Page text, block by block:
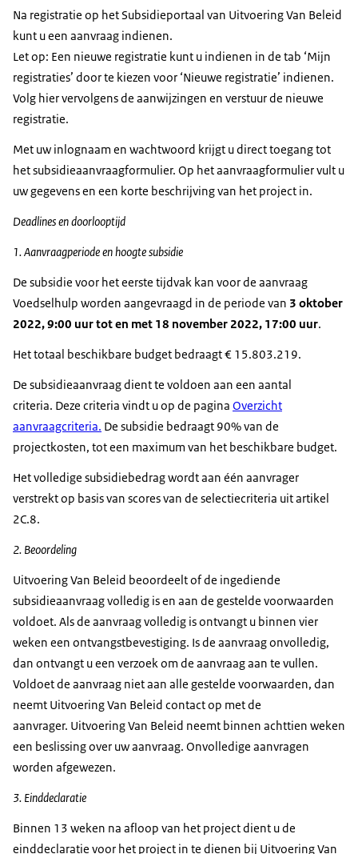
Na registratie op het Subsidieportaal van Uitvoering Van Beleid
kunt u een aanvraag indienen.
Let op: Een nieuwe registratie kunt u indienen in de tab ‘Mijn
registraties’ door te kiezen voor ‘Nieuwe registratie’ indienen.
Volg hier vervolgens de aanwijzingen en verstuur de nieuwe
registratie.
Met uw inlognaam en wachtwoord krijgt u direct toegang tot
het subsidieaanvraagformulier. Op het aanvraagformulier vult u
uw gegevens en een korte beschrijving van het project in.
Deadlines en doorlooptijd
1. Aanvraagperiode en hoogte subsidie
De subsidie voor het eerste tijdvak kan voor de aanvraag
Voedselhulp worden aangevraagd in de periode van 3 oktober
2022, 9:00 uur tot en met 18 november 2022, 17:00 uur.
Het totaal beschikbare budget bedraagt € 15.803.219.
De subsidieaanvraag dient te voldoen aan een aantal
criteria. Deze criteria vindt u op de pagina Overzicht
aanvraagcriteria. De subsidie bedraagt 90% van de
projectkosten, tot een maximum van het beschikbare budget.
Het volledige subsidiebedrag wordt aan één aanvrager
verstrekt op basis van scores van de selectiecriteria uit artikel
2C.8.
2. Beoordeling
Uitvoering Van Beleid beoordeelt of de ingediende
subsidieaanvraag volledig is en aan de gestelde voorwaarden
voldoet. Als de aanvraag volledig is ontvangt u binnen vier
weken een ontvangstbevestiging. Is de aanvraag onvolledig,
dan ontvangt u een verzoek om de aanvraag aan te vullen.
Voldoet de aanvraag niet aan alle gestelde voorwaarden, dan
neemt Uitvoering Van Beleid contact op met de
aanvrager. Uitvoering Van Beleid neemt binnen achttien weken
een beslissing over uw aanvraag. Onvolledige aanvragen
worden afgewezen.
3. Einddeclaratie
Binnen 13 weken na afloop van het project dient u de
einddeclaratie voor het project in te dienen bij Uitvoering Van